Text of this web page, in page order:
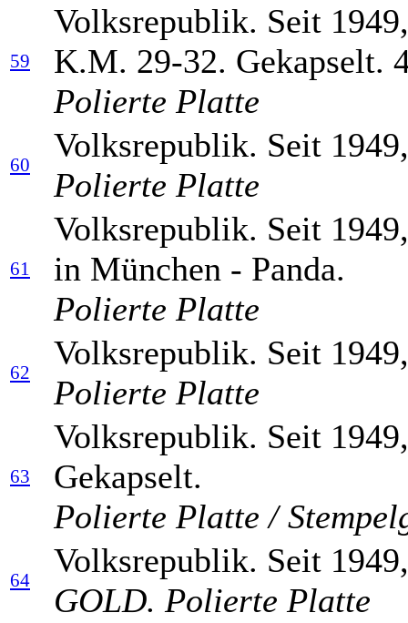
59
Volksrepublik. Seit
K.M. 29-32. Gekapselt.
Polierte Platte
60
Volksrepublik. Seit
Polierte Platte
61
Volksrepublik. Seit
in München - Panda.
Polierte Platte
62
Volksrepublik. Seit
Polierte Platte
63
Volksrepublik. Seit
Gekapselt.
Polierte Platte /
64
Volksrepublik. Seit
GOLD. Polierte Platte